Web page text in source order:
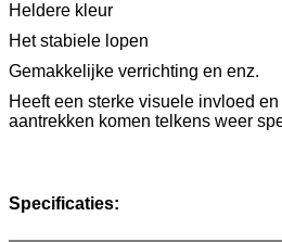
Heldere kleur
Het stabiele lopen
Gemakkelijke verrichting en enz.
Heeft een sterke visuele invloed
aantrekken komen telkens weer
Specificaties: